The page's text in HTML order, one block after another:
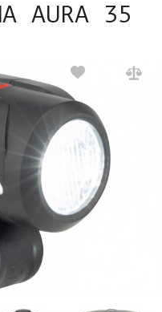
AURA 35